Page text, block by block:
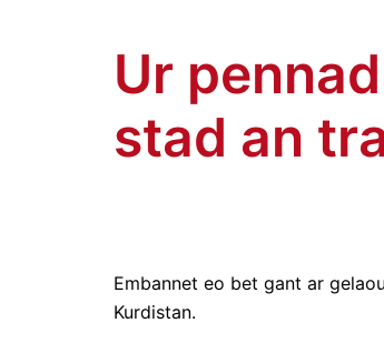
Ur
stad an
Embannet eo bet gant ar
Kurdistan.